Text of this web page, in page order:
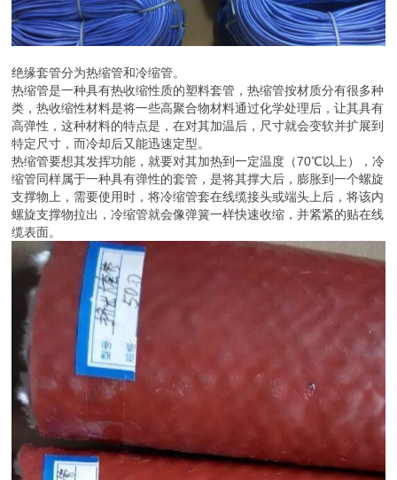
绝缘套管分为热缩管和冷缩管。
热缩管是一种具有热收缩性质的塑料套管，热缩管按材质分有很多种
类，热收缩性材料是将一些高聚合物材料通过化学处理后，让其具有
高弹性，这种材料的特点是，在对其加温后，尺寸就会变软并扩展到
特定尺寸，而冷却后又能迅速定型。
热缩管要想其发挥功能，就要对其加热到一定温度（70℃以上），冷
缩管同样属于一种具有弹性的套管，是将其撑大后，膨胀到一个螺旋
支撑物上，需要使用时，将冷缩管套在线缆接头或端头上后，将该内
螺旋支撑物拉出，冷缩管就会像弹簧一样快速收缩，并紧紧的贴在线
缆表面。